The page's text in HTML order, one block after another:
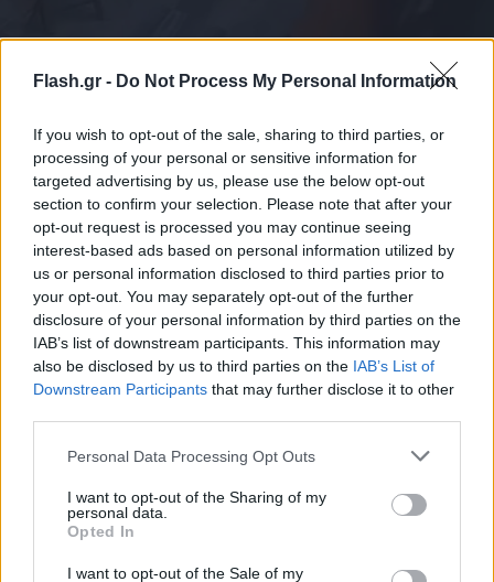
Flash.gr - Do Not Process My Personal Information
If you wish to opt-out of the sale, sharing to third parties, or
processing of your personal or sensitive information for
targeted advertising by us, please use the below opt-out
section to confirm your selection. Please note that after your
opt-out request is processed you may continue seeing
interest-based ads based on personal information utilized by
us or personal information disclosed to third parties prior to
your opt-out. You may separately opt-out of the further
disclosure of your personal information by third parties on the
IAB’s list of downstream participants. This information may
also be disclosed by us to third parties on the IAB’s List of
Downstream Participants that may further disclose it to other
Please note that this website/app uses one or more Google
not limited to your visit or usage behaviour. You may click to
grant or deny consent to Google and its third-party tags to
use your data for below specified purposes in below Google
consent section.
Personal Data Processing Opt Outs
I want to opt-out of the Sharing of my
personal data.
Opted In
I want to opt-out of the Sale of my
Αδιανόητη καταγγελία για τουρίστα στην Κρήτη:
Έδειχνε ανήλικη και ρωτούσε «πόσο;»
07.08.2026